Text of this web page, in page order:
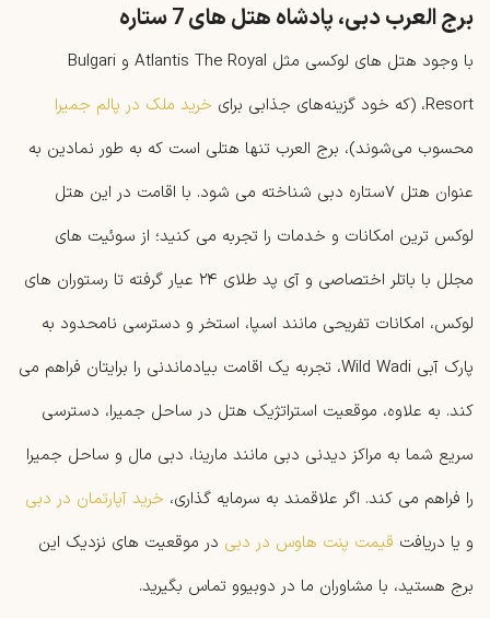
برج العرب دبی، پادشاه هتل های 7 ستاره
با وجود هتل ‌های لوکسی مثل Atlantis The Royal و Bulgari
Resort، (که خود گزینه‌های جذابی برای
خرید ملک در پالم جمیرا
محسوب می‌شوند)، برج ‌العرب تنها هتلی است که به ‌طور نمادین به
عنوان هتل ۷ستاره دبی شناخته می‌ شود. با اقامت در این هتل
لوکس ‌ترین امکانات و خدمات را تجربه می کنید؛ از سوئیت ‌های
مجلل با باتلر اختصاصی و آی‌ پد طلای ۲۴ عیار گرفته تا رستوران ‌های
لوکس، امکانات تفریحی مانند اسپا، استخر و دسترسی نامحدود به
پارک آبی Wild Wadi، تجربه یک اقامت بیادماندنی را برایتان فراهم می
کند. به علاوه، موقعیت استراتژیک هتل در ساحل جمیرا، دسترسی
سریع شما به مراکز دیدنی دبی مانند مارینا، دبی مال و ساحل جمیرا
را فراهم می کند. اگر علاقمند به سرمایه گذاری، خرید آپارتمان در دبی
و یا دریافت قیمت پنت هاوس در دبی در موقعیت ‌های نزدیک این
برج هستید، با مشاوران ما در دوبیوو تماس بگیرید.